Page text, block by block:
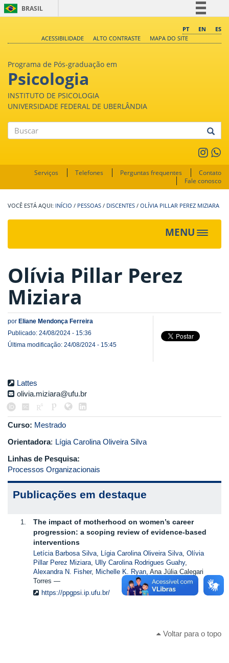
BRASIL
Comunica BR
PT EN
ES
ACESSIBILIDADE
ALTO CONTRASTE MAPA DO SITE
Programa de Pós-graduação em
Psicologia
INSTITUTO DE PSICOLOGIA
UNIVERSIDADE FEDERAL DE UBERLÂNDIA
Serviços Telefones Perguntas frequentes
Contato
Fale conosco
INÍCIO / PESSOAS / DISCENTES / OLÍVIA PILLAR PEREZ MIZIARA
MENU
Toggle
Olívia Pillar Perez
Miziara
por Eliane Mendonça Ferreira
Publicado: 24/08/2024 - 15:36
Última modificação: 24/08/2024 - 15:45
Lattes
olivia.miziara@ufu.br
Curso: Mestrado
Orientadora: Lígia Carolina Oliveira Silva
Linhas de Pesquisa:
Processos Organizacionais
Publicações em destaque
The impact of motherhood on women’s career
progression: a scoping review of evidence-based
interventions
Letícia Barbosa Silva Lígia Carolina Oliveira Silva Olívia
Pillar Perez Miziara Ully Carolina Rodrigues Guahy,
Alexandra N. Fisher, Michelle K. Ryan , Ana Júlia Calegari
Torres
https://ppgpsi.ip.ufu.br/
Voltar para o topo